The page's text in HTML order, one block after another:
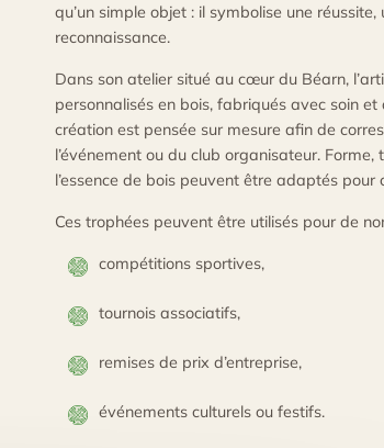
qu’un simple objet : il symbolise une
reconnaissance.
Dans son atelier situé au cœur du Béarn,
personnalisés en bois, fabriqués avec soin
création est pensée sur mesure afin de
l’événement ou du club organisateur.
l’essence de bois peuvent être adaptés pour
Ces trophées peuvent être utilisés pour de
compétitions sportives,
tournois associatifs,
remises de prix d’entreprise,
événements culturels ou festifs.